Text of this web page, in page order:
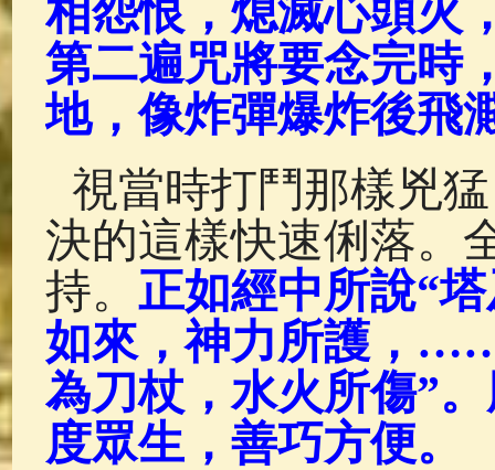
相怨恨，熄滅心頭火
第二遍咒將要念完時
地，像炸彈爆炸後飛
視當時打鬥那樣兇
決的這樣快速俐落。
持。 正如經中所說“
如來，神力所護，
為刀杖，水火所傷”
度眾生，善巧方便。